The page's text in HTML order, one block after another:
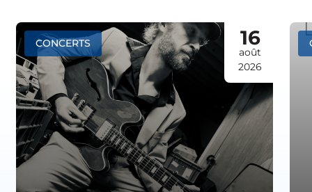
CONCERTS 16
août
2026